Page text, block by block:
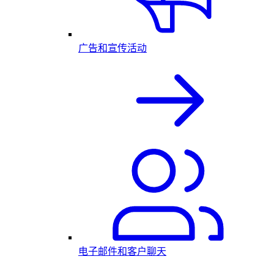
广告和宣传活动
电子邮件和客户聊天